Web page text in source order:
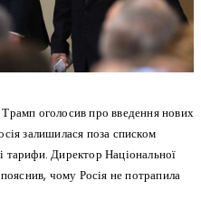
оголосив про введення нових
залишилася поза списком
тарифи. Директор Національної
чому Росія не потрапила